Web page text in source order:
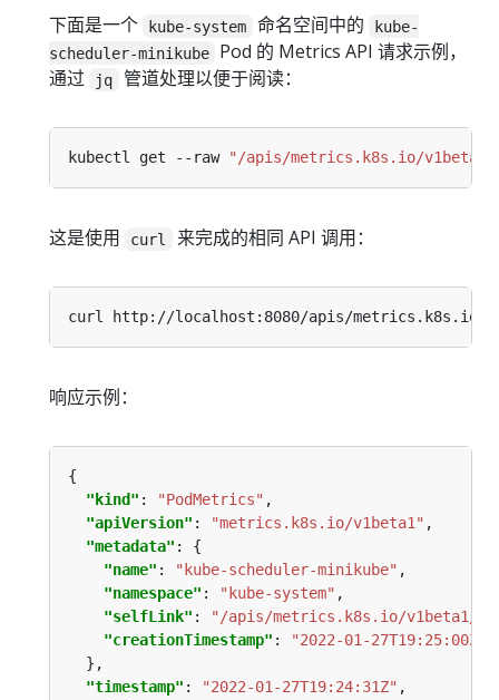
下面是一个 kube-system 命名空间中的
kube-
scheduler-minikube
Pod 的 Metrics API 请求示例，
通过
jq 管道处理以便于阅读：
kubectl get --raw "/apis/metrics.k8s.io/v1beta1/
这是使用 curl 来完成的相同 API 调用：
响应示例：
"kind" : "PodMetrics"
"apiVersion" : "metrics.k8s.io/v1beta1"
"metadata"
"name" : "kube-scheduler-minikube"
"namespace" : "kube-system"
"selfLink" :
"/apis/metrics.k8s.io/v1beta1/
"creationTimestamp" :
"2022-01-27T19:25:00Z"
"timestamp" : "2022-01-27T19:24:31Z"